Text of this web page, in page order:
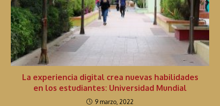
La experiencia digital crea nuevas habilidades
en los estudiantes: Universidad Mundial
9 marzo, 2022